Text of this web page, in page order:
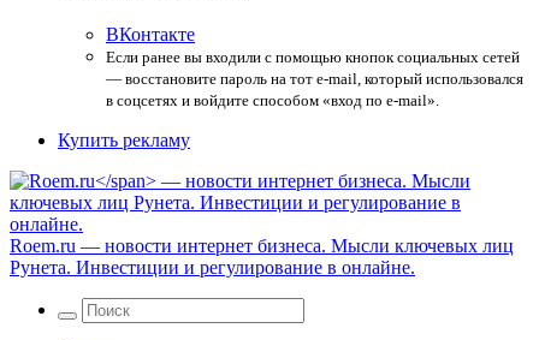
ВКонтакте
Если ранее вы входили с помощью кнопок социальных сетей
— восстановите пароль на тот e-mail, который использовался
в соцсетях и войдите способом «вход по e-mail».
Купить рекламу
Roem.ru — новости интернет бизнеса. Мысли ключевых лиц
Рунета. Инвестиции и регулирование в онлайне.